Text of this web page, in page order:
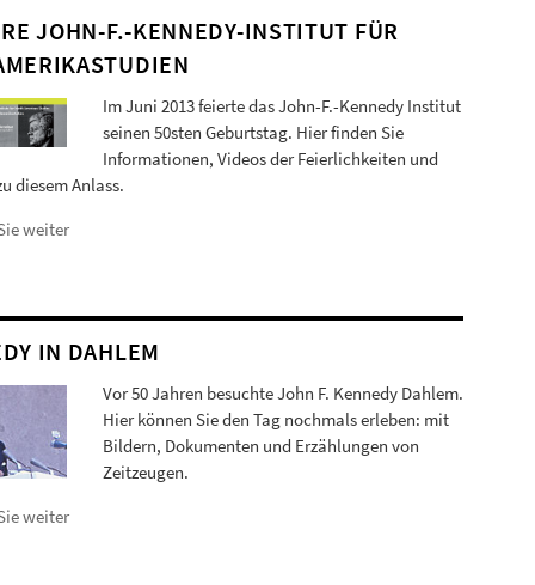
JOHN-F.-KENNEDY-INSTITUT FÜR
Im Juni 2013 feierte das John-F.-Kennedy Institut
seinen 50sten Geburtstag. Hier finden Sie
Informationen, Videos der Feierlichkeiten und
diesem Anlass.
weiter
IN DAHLEM
Vor 50 Jahren besuchte John F. Kennedy Dahlem.
Hier können Sie den Tag nochmals erleben: mit
Bildern, Dokumenten und Erzählungen von
Zeitzeugen.
weiter